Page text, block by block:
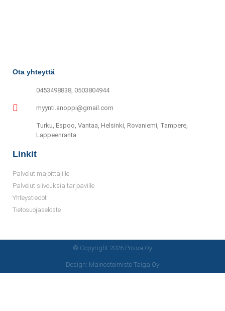
Ota yhteyttä
0453498838, 0503804944
myynti.anoppi@gmail.com
Turku, Espoo, Vantaa, Helsinki, Rovaniemi, Tampere,
Lappeenranta
Linkit
Palvelut majoittajille
Palvelut siivouksia tarjoaville
Yhteystiedot
Tietosuojaseloste
© Copyright 2026 Possa Oy
Design: Mainostoimisto Taiga Oy